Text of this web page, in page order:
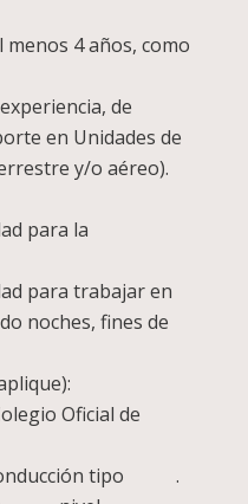
4 años, como
de
en Unidades de
y/o aéreo).
para la
para trabajar en
noches, fines de
Oficial de
conducción tipo .